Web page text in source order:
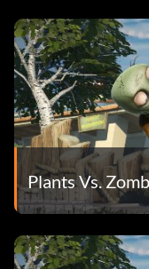
Super Boss - Vaincre
Garden Ops - 50
Le plan astral - En
téléporteurs dans
10
La touche de
de la guérison 3 fois
TVM Veteran - Faire
Plants Vs.